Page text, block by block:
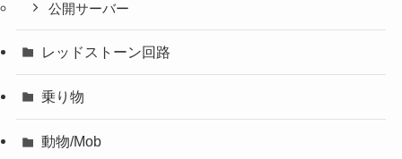
公開サーバー
レッドストーン回路
乗り物
動物/Mob